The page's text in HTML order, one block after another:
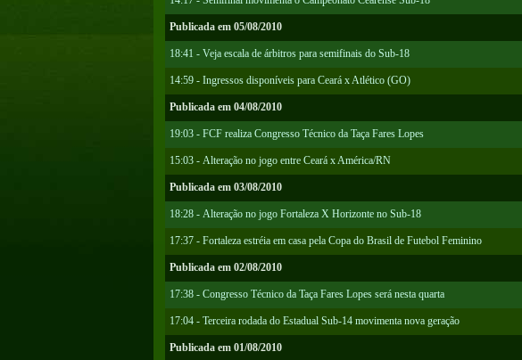
Publicada em 05/08/2010
18:41 - Veja escala de árbitros para semifinais do Sub-18
14:59 - Ingressos disponíveis para Ceará x Atlético (GO)
Publicada em 04/08/2010
19:03 - FCF realiza Congresso Técnico da Taça Fares Lopes
15:03 - Alteração no jogo entre Ceará x América/RN
Publicada em 03/08/2010
18:28 - Alteração no jogo Fortaleza X Horizonte no Sub-18
17:37 - Fortaleza estréia em casa pela Copa do Brasil de Futebol Feminino
Publicada em 02/08/2010
17:38 - Congresso Técnico da Taça Fares Lopes será nesta quarta
17:04 - Terceira rodada do Estadual Sub-14 movimenta nova geração
Publicada em 01/08/2010